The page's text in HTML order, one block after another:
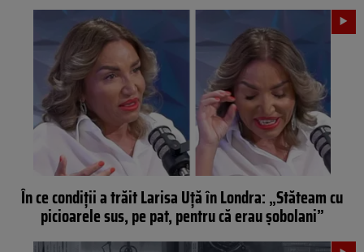
În ce condiții a trăit Larisa Uță în Londra: „Stăteam cu
picioarele sus, pe pat, pentru că erau șobolani”